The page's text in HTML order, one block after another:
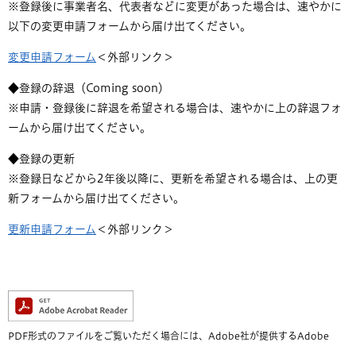
※登録後に事業者名、代表者などに変更があった場合は、速やかに
以下の変更申請フォームから届け出てください。
変更申請フォーム ＜外部リンク＞
◆登録の辞退（Coming soon）
※申請・登録後に辞退を希望される場合は、速やかに上の辞退フォ
ームから届け出てください。
◆登録の更新
※登録日などから2年後以降に、更新を希望される場合は、上の更
新フォームから届け出てください。
更新申請フォーム ＜外部リンク＞
PDF形式のファイルをご覧いただく場合には、Adobe社が提供するAdobe